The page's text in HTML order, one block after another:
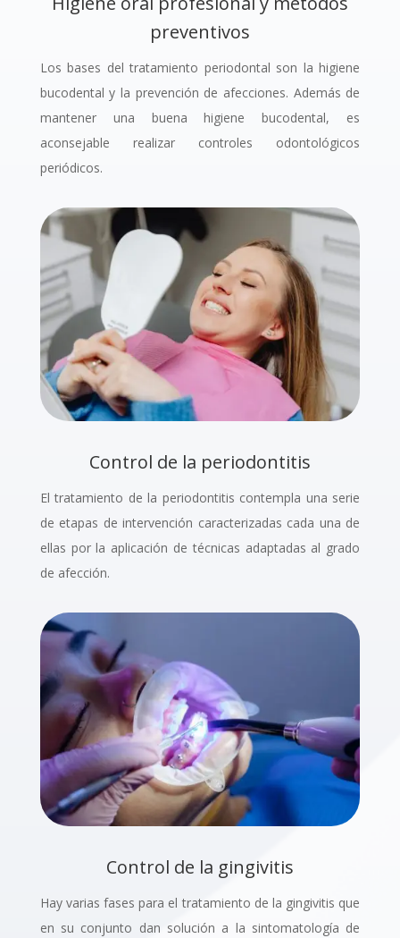
preventivos
Los bases del tratamiento periodontal son la higiene
bucodental y la prevención de afecciones. Además de
mantener una buena higiene bucodental, es
aconsejable realizar controles odontológicos
periódicos.
Control de la periodontitis
El tratamiento de la periodontitis contempla una serie
de etapas de intervención caracterizadas cada una de
ellas por la aplicación de técnicas adaptadas al grado
de afección.
Control de la gingivitis
Hay varias fases para el tratamiento de la gingivitis que
en su conjunto dan solución a la sintomatología de